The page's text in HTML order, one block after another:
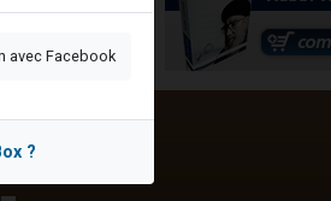
de perdre leur maman
de violences...
avec Facebook
?